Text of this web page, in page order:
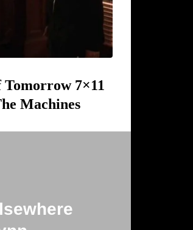
Tomorrow 7×11
Machines